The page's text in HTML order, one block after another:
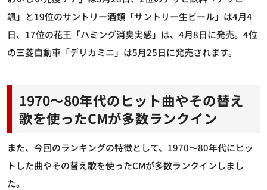
颯」と19位のサントリー酒類「サントリー生ビール」は4月4
日、17位の花王「ハミング消臭実感」は、4月8日に発売。4位
の三菱自動車「デリカミニ」は5月25日に発売されます。
1970～80年代のヒット曲やその替え
歌を使ったCMが多数ランクイン
また、今回のランキングの特徴として、1970～80年代にヒッ
トした曲やその替え歌を使ったCMが多数ランクインしまし
た。